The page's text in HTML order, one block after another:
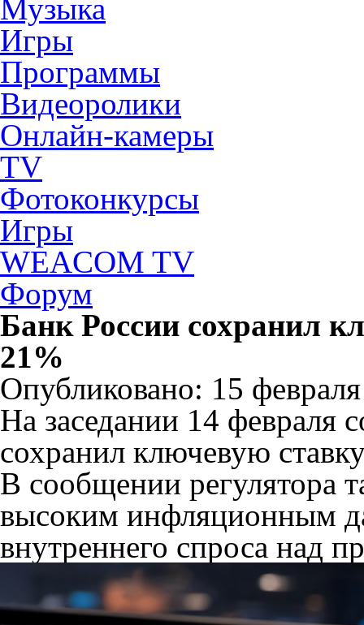
Музыка
Игры
Программы
Видеоролики
Онлайн-камеры
TV
Фотоконкурсы
Игры
WEACOM TV
Форум
Банк России сохранил
21%
Опубликовано: 15
На заседании 14 февраля
сохранил ключевую
В сообщении регулятора
высоким инфляционным
внутреннего спроса над